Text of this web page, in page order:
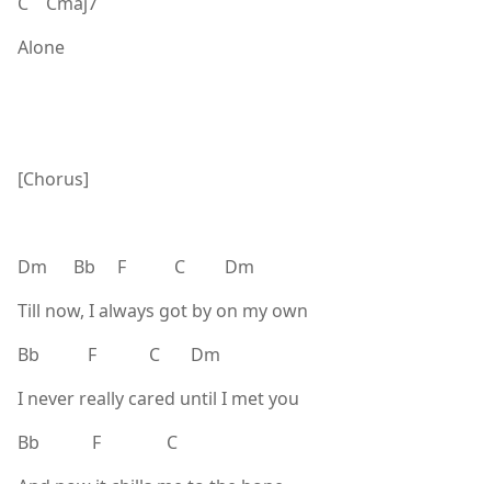
Alone
[Chorus]
Dm Bb F C Dm
Till now, I always got by on my own
Bb F C Dm
I never really cared until I met you
Bb F C